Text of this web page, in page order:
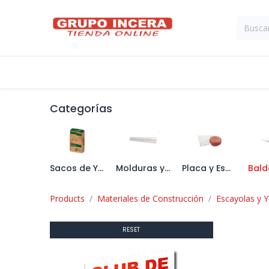
Categorías
Sacos de Yeso Molduras y Cornisas Placa y Esparto
Products Materiales de Construcción Escayolas y
RESET